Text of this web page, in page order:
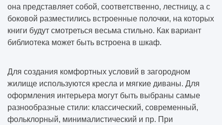
она представляет собой, соответственно, лестницу, а с
боковой разместились встроенные полочки, на которых
книги будут смотреться весьма стильно. Как вариант
библиотека может быть встроена в шкаф.
Для создания комфортных условий в загородном
жилище используются кресла и мягкие диваны. Для
оформления интерьера могут быть выбраны самые
разнообразные стили: классический, современный,
фольклорный, минималистический и пр. При